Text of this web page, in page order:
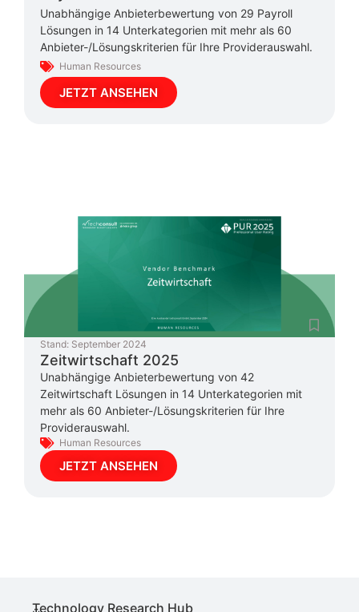
Unabhängige Anbieterbewertung von 29 Payroll
Lösungen in 14 Unterkategorien mit mehr als 60
Anbieter-/Lösungskriterien für Ihre Providerauswahl.
Human Resources
JETZT ANSEHEN
Stand: September 2024
Zeitwirtschaft 2025
Unabhängige Anbieterbewertung von 42
Zeitwirtschaft Lösungen in 14 Unterkategorien mit
mehr als 60 Anbieter-/Lösungskriterien für Ihre
Providerauswahl.
Human Resources
JETZT ANSEHEN
Technology Research Hub